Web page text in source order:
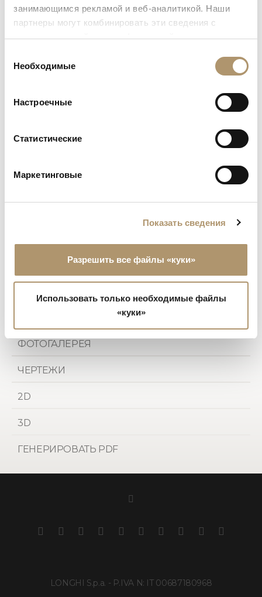
занимающимся рекламой и веб-аналитикой. Наши
партнеры могут комбинировать эти сведения с
предоставленной вами информацией, а также
вами их сервисов. Продолжая использовать наш сайт,
согласия
Необходимые
Настроечные
Статистические
Маркетинговые
Показать сведения
Разрешить все файлы «куки»
Использовать только необходимые файлы
«куки»
основе. Ножки изготовлены из нержавеющей стали 304 с
Шезлонг дополняется удобным матрасом из
пенополиуретана средней высоты, помещенным в белый
водоотталкивающий дышащий чехол. Вся обивка из
текстиля сиденья и подушек спинки полностью съемная.
ФОТОГАЛЕРЕЯ
ЧЕРТЕЖИ
2D
3D
ГЕНЕРИРОВАТЬ PDF
LONGHI S.p.a. - P.IVA N: IT 00687180968